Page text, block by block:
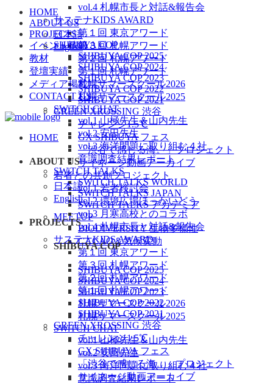
vol.4 札幌市長と対話&報告会
サステナKIDS AWARD
第１回 東京アワード
第３回 札幌アワード
第２回 札幌アワード
第１回 札幌アワード
札幌サマースクール2026
札幌サマースクール2025
SWiTCH CHAT
vol.1 山極先生＆山内先生
vol.2 安田先生
vol.3 海洋問題に取り組む４社
意識調査結果レポート
SWiTCH TALKS
SWiTCH TALKS WORLD
SWiTCH TALKS JAPAN
SWiTCH TALKS アカデミア
MEETUP
BIODIVERSITY 生物多様性
CACAO＆気候変動
HOME
ABOUT US
日本語
English
PROJECTS
SHIBUYA COP
SHIBUYA COP 2025
SHIBUYA COP 2024
SHIBUYA COP 2023
SHIBUYA COP 2022
SHIBUYA COP 2021
GREEN XROSSING 渋谷
チャレンジ1.5℃
GX SHIBUYA フェス
「渋谷で感じる海。」プロジェクト
サイネージ動画アーカイブ
若者との共創プロジェクト
vol.1 若者検討会
vol.2 環境広場ほっかいどう
vol.3 月寒高校とのコラボ
vol.4 札幌市長と対話&報告会
サステナKIDS AWARD
第１回 東京アワード
第３回 札幌アワード
第２回 札幌アワード
第１回 札幌アワード
札幌サマースクール2026
札幌サマースクール2025
SWiTCH CHAT
vol.1 山極先生＆山内先生
vol.2 安田先生
vol.3 海洋問題に取り組む４社
意識調査結果レポート
イベント情報
教材
登壇実績
メディア掲載
CONTACT US
HOME
ABOUT US
日本語
English
PROJECTS
SHIBUYA COP
SHIBUYA COP 2025
SHIBUYA COP 2024
SHIBUYA COP 2023
SHIBUYA COP 2022
SHIBUYA COP 2021
GREEN XROSSING 渋谷
チャレンジ1.5℃
GX SHIBUYA フェス
「渋谷で感じる海。」プロジェクト
サイネージ動画アーカイブ